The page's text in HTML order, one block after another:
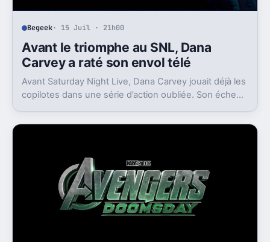
Begeek· 15 Juil · 21h00
Avant le triomphe au SNL, Dana
Carvey a raté son envol télé
Avant Saturday Night Live, Dana Carvey jouait déjà les
copilotes dans une série d’action oubliée. Son échec